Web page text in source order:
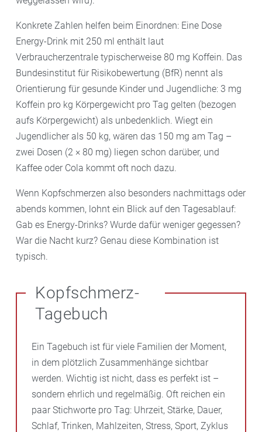
Konkrete Zahlen helfen beim Einordnen: Eine Dose
Energy-Drink mit 250 ml enthält laut
Verbraucherzentrale typischerweise 80 mg Koffein. Das
Bundesinstitut für Risikobewertung (BfR) nennt als
Orientierung für gesunde Kinder und Jugendliche: 3 mg
Koffein pro kg Körpergewicht pro Tag gelten (bezogen
aufs Körpergewicht) als unbedenklich. Wiegt ein
Jugendlicher als 50 kg, wären das 150 mg am Tag –
zwei Dosen (2 × 80 mg) liegen schon darüber, und
Kaffee oder Cola kommt oft noch dazu.
Wenn Kopfschmerzen also besonders nachmittags oder
abends kommen, lohnt ein Blick auf den Tagesablauf:
Gab es Energy-Drinks? Wurde dafür weniger gegessen?
War die Nacht kurz? Genau diese Kombination ist
typisch.
Kopfschmerz-
Tagebuch
Ein Tagebuch ist für viele Familien der Moment,
in dem plötzlich Zusammenhänge sichtbar
werden. Wichtig ist nicht, dass es perfekt ist –
sondern ehrlich und regelmäßig. Oft reichen ein
paar Stichworte pro Tag: Uhrzeit, Stärke, Dauer,
Schlaf, Trinken, Mahlzeiten, Stress, Sport, Zyklus